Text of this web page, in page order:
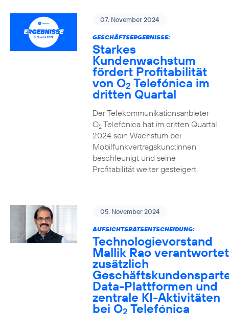
07. November 2024
GESCHÄFTSERGEBNISSE:
Starkes
Kundenwachstum
fördert Profitabilität
von O2 Telefónica im
dritten Quartal
Der Telekommunikationsanbieter
O2Telefónica hat im dritten Quartal
2024 sein Wachstum bei
Mobilfunkvertragskund:innen
beschleunigt und seine
Profitabilität weiter gesteigert.
05. November 2024
AUFSICHTSRATSENTSCHEIDUNG:
Technologievorstand
Mallik Rao verantwortet
zusätzlich
Data-Plattformen und
zentrale KI-Aktivitäten
bei O2 Telefónica